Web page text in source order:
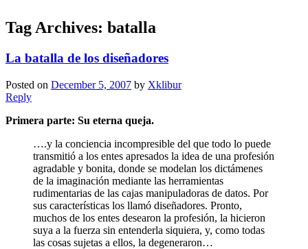
Tag Archives: batalla
La batalla de los diseñadores
Posted on December 5, 2007 by Xklibur
Reply
Primera parte: Su eterna queja.
….y la conciencia incompresible del que todo lo puede
transmitió a los entes apresados la idea de una profesión
agradable y bonita, donde se modelan los dictámenes
de la imaginación mediante las herramientas
rudimentarias de las cajas manipuladoras de datos. Por
sus características los llamó diseñadores. Pronto,
muchos de los entes desearon la profesión, la hicieron
suya a la fuerza sin entenderla siquiera, y, como todas
las cosas sujetas a ellos, la degeneraron…